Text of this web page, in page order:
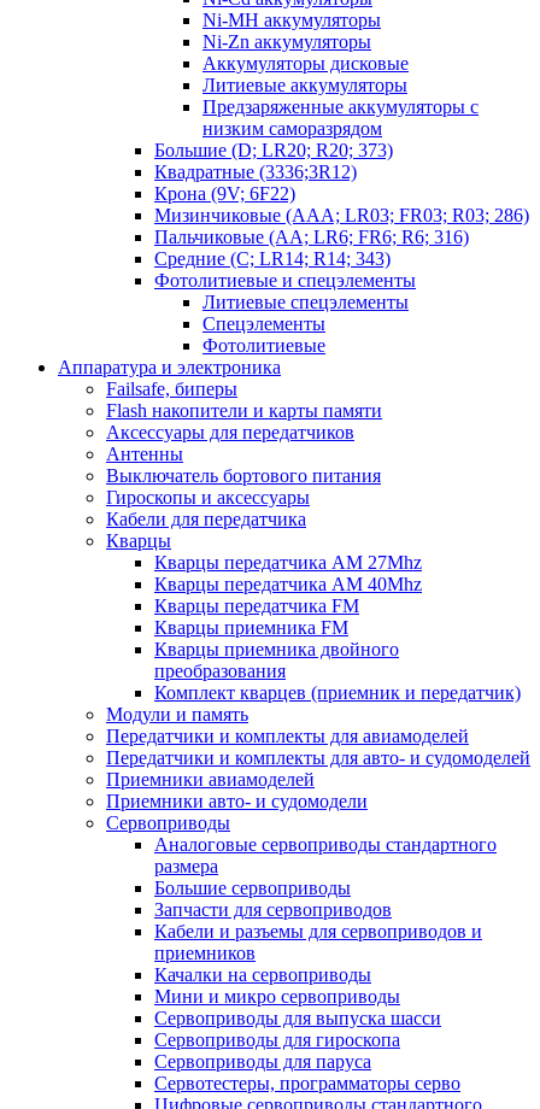
Ni-MH аккумуляторы
Ni-Zn аккумуляторы
Аккумуляторы дисковые
Литиевые аккумуляторы
Предзаряженные аккумуляторы с
низким саморазрядом
Большие (D; LR20; R20; 373)
Квадратные (3336;3R12)
Крона (9V; 6F22)
Мизинчиковые (AAA; LR03; FR03; R03; 286)
Пальчиковые (AA; LR6; FR6; R6; 316)
Средние (C; LR14; R14; 343)
Фотолитиевые и спецэлементы
Литиевые спецэлементы
Спецэлементы
Фотолитиевые
Аппаратура и электроника
Failsafe, биперы
Flash накопители и карты памяти
Аксессуары для передатчиков
Антенны
Выключатель бортового питания
Гироскопы и аксессуары
Кабели для передатчика
Кварцы
Кварцы передатчика AM 27Mhz
Кварцы передатчика AM 40Mhz
Кварцы передатчика FM
Кварцы приемника FM
Кварцы приемника двойного
преобразования
Комплект кварцев (приемник и передатчик)
Модули и память
Передатчики и комплекты для авиамоделей
Передатчики и комплекты для авто- и судомоделей
Приемники авиамоделей
Приемники авто- и судомодели
Сервоприводы
Аналоговые сервоприводы стандартного
размера
Большие сервоприводы
Запчасти для сервоприводов
Кабели и разъемы для сервоприводов и
приемников
Качалки на сервоприводы
Мини и микро сервоприводы
Сервоприводы для выпуска шасси
Сервоприводы для гироскопа
Сервоприводы для паруса
Сервотестеры, программаторы серво
Цифровые сервоприводы стандартного